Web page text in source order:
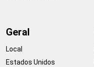
Geral
Local
Estados Unidos